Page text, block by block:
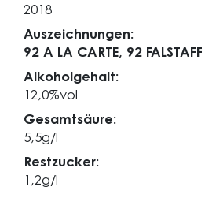
2018
Auszeichnungen:
92 A LA CARTE, 92
Alkoholgehalt:
12,0%vol
Gesamtsäure:
5,5g/l
Restzucker:
1,2g/l